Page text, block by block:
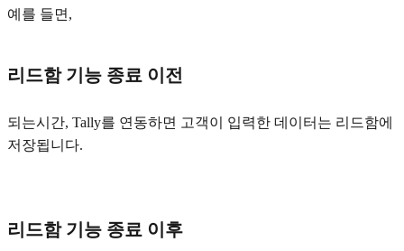
예를 들면,
리드함 기능 종료 이전
되는시간, Tally를 연동하면 고객이 입력한 데이터는 리드함에
저장됩니다.
리드함 기능 종료 이후